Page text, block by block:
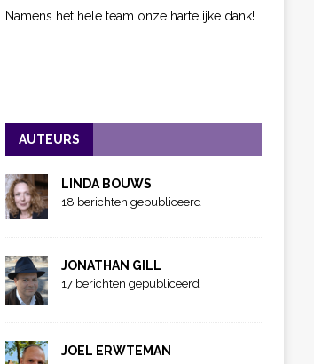
Namens het hele team onze hartelijke dank!
AUTEURS
LINDA BOUWS
18 berichten gepubliceerd
JONATHAN GILL
17 berichten gepubliceerd
JOEL ERWTEMAN